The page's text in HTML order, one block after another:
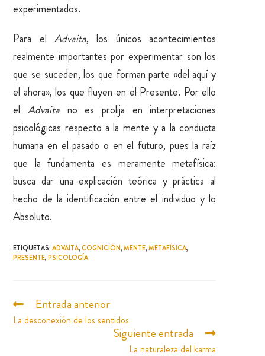
experimentados.
Para elAdvaita, los únicos acontecimientos
realmente importantes por experimentar son los
que se suceden, los que forman parte «del aquí y
el ahora», los que fluyen en el Presente. Por ello
elAdvaita no es prolija en interpretaciones
psicológicas respecto a la mente y a la conducta
humana en el pasado o en el futuro, pues la raíz
que la fundamenta es meramente metafísica:
busca dar una explicación teórica y práctica al
hecho de la identificación entre el individuo y lo
Absoluto.
ETIQUETAS:ADVAITA, COGNICIÓN, MENTE, METAFÍSICA,
PRESENTE, PSICOLOGÍA
Entrada anterior
La desconexión de los sentidos
Siguiente entrada
La naturaleza del karma